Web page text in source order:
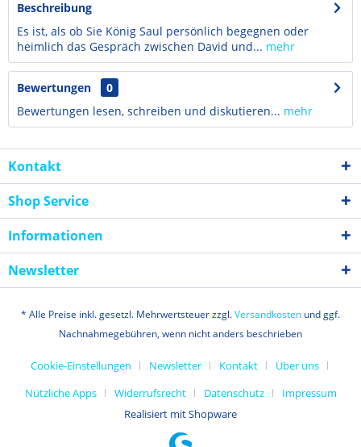
Beschreibung
Es ist, als ob Sie König Saul persönlich begegnen oder
heimlich das Gespräch zwischen David und... mehr
Bewertungen
0
Bewertungen lesen, schreiben und diskutieren... mehr
Kontakt
Shop Service
Informationen
Newsletter
* Alle Preise inkl. gesetzl. Mehrwertsteuer zzgl.Versandkosten und ggf.
Nachnahmegebühren, wenn nicht anders beschrieben
Cookie-Einstellungen Newsletter Kontakt
Über uns
Nützliche Apps
Widerrufsrecht Datenschutz
Impressum
Realisiert mit Shopware